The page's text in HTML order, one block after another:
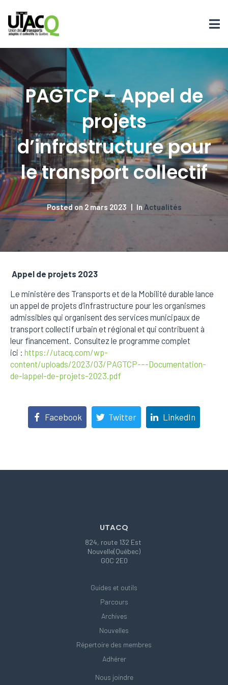
PAGTCP – Appel de
projets
d’infrastructure pour
le transport collectif
Posted on 2 mars 2023 In Actualités
Appel de projets 2023
Le ministère des Transports et de la Mobilité durable lance
un appel de projets d’infrastructure pour les organismes
admissibles qui organisent des services municipaux de
transport collectif urbain et régional et qui contribuent à
leur financement. Consultez le programme complet
ici : https://utacq.com/wp-
content/uploads/2023/03/PAGTCP-–-Documentation-
de-lappel-de-projets-2023.pdf
Facebook Twitter LinkedIn
UTACQ
824, route 132 Est
Nouvelle(Québec)
G0C 2E0
Guides et outils
Parcours
Archives
Nouvelles
Répertoire des membres
Adhérer
Nous joindre